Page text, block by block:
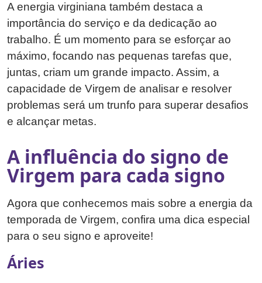
A energia virginiana também destaca a
importância do serviço e da dedicação ao
trabalho. É um momento para se esforçar ao
máximo, focando nas pequenas tarefas que,
juntas, criam um grande impacto. Assim, a
capacidade de Virgem de analisar e resolver
problemas será um trunfo para superar desafios
e alcançar metas.
A influência do signo de
Virgem para cada signo
Agora que conhecemos mais sobre a energia da
temporada de Virgem, confira uma dica especial
para o seu signo e aproveite!
Áries